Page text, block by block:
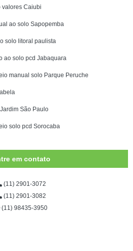
valores Caiubi
ao solo Sapopemba
solo litoral paulista
ao solo pcd Jabaquara
manual solo Parque Peruche
São Paulo
solo pcd Sorocaba
em contato
(11) 2901-3072
(11) 2901-3082
(11) 98435-3950